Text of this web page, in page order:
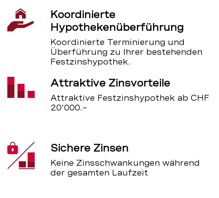
Koordinierte
Hypothekenüberführung
Koordinierte Terminierung und
Überführung zu Ihrer bestehenden
Festzinshypothek.
Attraktive Zinsvorteile
Attraktive Festzinshypothek ab CHF
20'000.–
Sichere Zinsen
Keine Zinsschwankungen während
der gesamten Laufzeit